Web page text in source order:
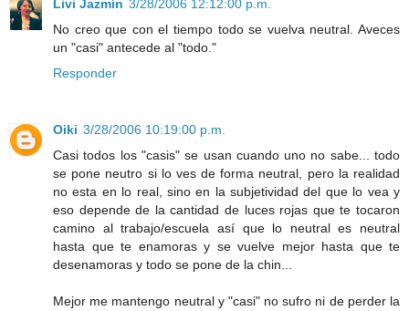
Livi Jazmín 3/28/2006 12:12:00 p.m.
No creo que con el tiempo todo se vuelva neutral. Aveces
un "casi" antecede al "todo."
Responder
Oiki 3/28/2006 10:19:00 p.m.
Casi todos los "casis" se usan cuando uno no sabe... todo
se pone neutro si lo ves de forma neutral, pero la realidad
no esta en lo real, sino en la subjetividad del que lo vea y
eso depende de la cantidad de luces rojas que te tocaron
camino al trabajo/escuela así que lo neutral es neutral
hasta que te enamoras y se vuelve mejor hasta que te
desenamoras y todo se pone de la chin...
Mejor me mantengo neutral y "casi" no sufro ni de perder la